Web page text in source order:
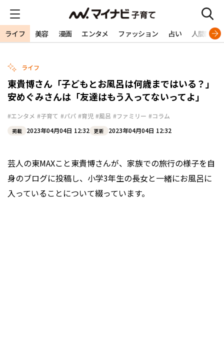
ライフ 美容 漫画 エンタメ ファッション 占い 人間関係
ライフ
東貴博さん「子どもとお風呂は何歳まではいる？」
安めぐみさんは「友達はもう入ってないってよ」
#エンタメ #子育て #パパ #育児 #風呂 #ファミリー #コラム
掲載 2023年04月04日 12:32 更新 2023年04月04日 12:32
芸人の東MAXこと東貴博さんが、家族での旅行の様子を自
身のブログに投稿し、小学3年生の長女と一緒にお風呂に
入っていることについて綴っています。